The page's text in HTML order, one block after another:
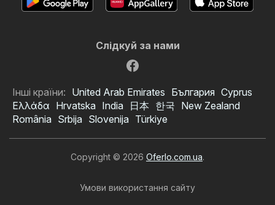
Слідкуй за нами
Інші країни: United Arab Emirates България Cyprus
Ελλάδα Hrvatska India 日本 한국 New Zealand
România Srbija Slovenija Türkiye
Copyright © 2026 Oferlo.com.ua.
Умови використання сайту